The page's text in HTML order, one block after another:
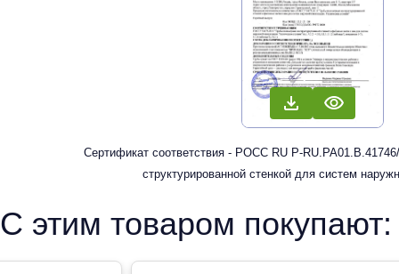
Сертификат соответствия - РОСС RU Р-
структурированной стенкой для систем
С этим товаром покупают: